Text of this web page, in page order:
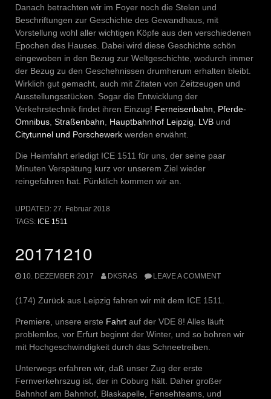
Danach betrachten wir im Foyer noch die Stelen und
Beschriftungen zur Geschichte des Gewandhaus, mit
Vorstellung wohl aller wichtigen Köpfe aus den verschiedenen
Epochen des Hauses. Dabei wird diese Geschichte schön
eingewoben in den Bezug zur Weltgeschichte, wodurch immer
der Bezug zu den Geschehnissen drumherum erhalten bleibt.
Wirklich gut gemacht, auch mit Zitaten von Zeitzeugen und
Ausstellungsstücken. Sogar die Entwicklung der
Verkehrstechnik findet ihren Einzug! Ferneisenbahn, Pferde-
Omnibus, Straßenbahn, Hauptbahnhof Leipzig, LVB und
Citytunnel und Porschewerk werden erwähnt.
Die Heimfahrt erledigt ICE 1511 für uns, der seine paar
Minuten Verspätung kurz vor unserem Ziel wieder
reingefahren hat. Pünktlich kommen wir an.
UPDATED: 27. Februar 2018
TAGS: ICE 1511
20171210
10. DEZEMBER 2017 DK5RAS LEAVE A COMMENT
(174) Zurück aus Leipzig fahren wir mit dem ICE 1511.
Premiere, unsere erste Fahrt auf der VDE 8! Alles läuft
problemlos, vor Erfurt beginnt der Winter, und so bohren wir
mit Hochgeschwindigkeit durch das Schneetreiben.
Unterwegs erfahren wir, daß unser Zug der erste
Fernverkehrszug ist, der in Coburg hält. Daher großer
Bahnhof am Bahnhof, Blaskapelle, Fensehteams, und